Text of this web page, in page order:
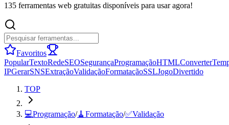
135 ferramentas web gratuitas disponíveis para usar agora!
Favoritos
PopularTextoRedeSEOSegurançaProgramaçãoHTMLConverter
IPGerarSNSExtraçãoValidaçãoFormataçãoSSLJogoDivertido
TOP
💻Programação/🧹 Formatação/✅Validação